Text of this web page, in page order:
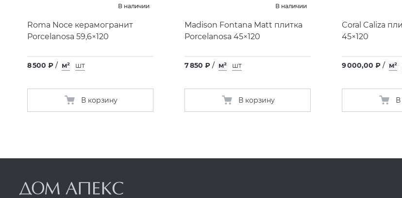
В наличии
Roma Noce керамогранит
Porcelanosa 59,6×120
8 500 ₽ / м² шт
В корзину
В наличии
Madison Fontana Matt плитка
Porcelanosa 45×120
7 850 ₽ / м² шт
В корзину
Coral Caliza
45×120
9 000,00 ₽ / м²
В